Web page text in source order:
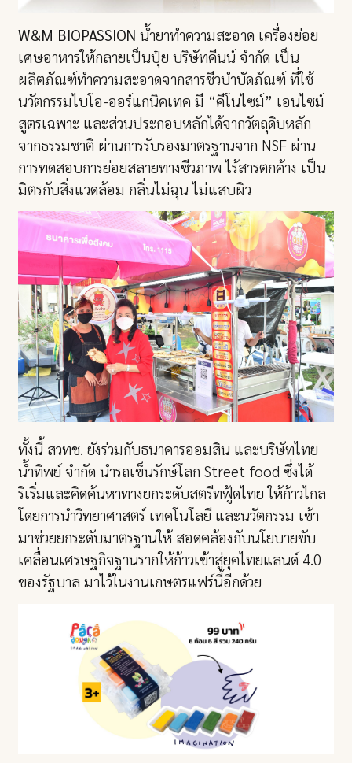
W&M BIOPASSION น้ำยาทำความสะอาด เครื่องย่อย
เศษอาหารให้กลายเป็นปุ๋ย บริษัทคีนน์ จำกัด เป็น
ผลิตภัณฑ์ทำความสะอาดจากสารชีวบำบัดภัณฑ์ ที่ใช้
นวัตกรรมไบโอ-ออร์แกนิคเทค มี “คีโนไซม์” เอนไซม์
สูตรเฉพาะ และส่วนประกอบหลักได้จากวัตถุดิบหลัก
จากธรรมชาติ ผ่านการรับรองมาตรฐานจาก NSF ผ่าน
การทดสอบการย่อยสลายทางชีวภาพ ไร้สารตกค้าง เป็น
มิตรกับสิ่งแวดล้อม กลิ่นไม่ฉุน ไม่แสบผิว
ทั้งนี้ สวทช. ยังร่วมกับธนาคารออมสิน และบริษัทไทย
น้ำทิพย์ จำกัด นำรถเข็นรักษ์โลก Street food ซึ่งได้
ริเริ่มและคิดค้นหาทางยกระดับสตรีทฟู้ดไทย ให้ก้าวไกล
โดยการนำวิทยาศาสตร์ เทคโนโลยี และนวัตกรรม เข้า
มาช่วยยกระดับมาตรฐานให้ สอดคล้องกับนโยบายขับ
เคลื่อนเศรษฐกิจฐานรากให้ก้าวเข้าสู่ยุคไทยแลนด์ 4.0
ของรัฐบาล มาไว้ในงานเกษตรแฟร์นี้อีกด้วย